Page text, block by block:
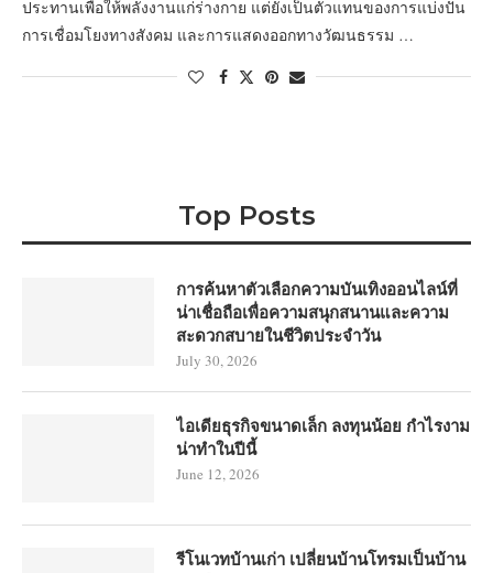
ประทานเพื่อให้พลังงานแก่ร่างกาย แต่ยังเป็นตัวแทนของการแบ่งปัน
การเชื่อมโยงทางสังคม และการแสดงออกทางวัฒนธรรม …
Top Posts
การค้นหาตัวเลือกความบันเทิงออนไลน์ที่
น่าเชื่อถือเพื่อความสนุกสนานและความ
สะดวกสบายในชีวิตประจำวัน
July 30, 2026
ไอเดียธุรกิจขนาดเล็ก ลงทุนน้อย กำไรงาม
น่าทำในปีนี้
June 12, 2026
รีโนเวทบ้านเก่า เปลี่ยนบ้านโทรมเป็นบ้าน